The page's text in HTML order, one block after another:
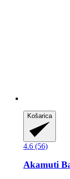
Košarica
4.6 (56)
Akamuti